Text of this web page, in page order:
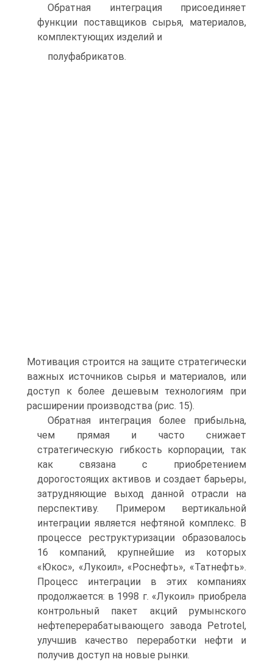
Обратная интеграция присоединяет
функции поставщиков сырья, материалов,
комплектующих изделий и
полуфабрикатов.
Мотивация строится на защите стратегически
важных источников сырья и материалов, или
доступ к более дешевым технологиям при
расширении производства (рис. 15).
Обратная интеграция более прибыльна,
чем прямая и часто снижает
стратегическую гибкость корпорации, так
как связана с приобретением
дорогостоящих активов и создает барьеры,
затрудняющие выход данной отрасли на
перспективу. Примером вертикальной
интеграции является нефтяной комплекс. В
процессе реструктуризации образовалось
16 компаний, крупнейшие из которых
«Юкос», «Лукоил», «Роснефть», «Татнефть».
Процесс интеграции в этих компаниях
продолжается: в 1998 г. «Лукоил» приобрела
контрольный пакет акций румынского
нефтеперерабатывающего завода Petrotel,
улучшив качество переработки нефти и
получив доступ на новые рынки.